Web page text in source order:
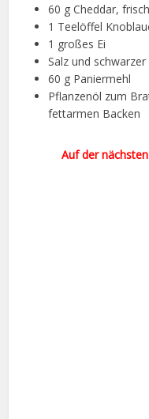
60 g Cheddar,
1 Teelöffel
1 großes Ei
Salz und
60 g Paniermehl
Pflanzenöl zum
fettarmen Backen
Auf der